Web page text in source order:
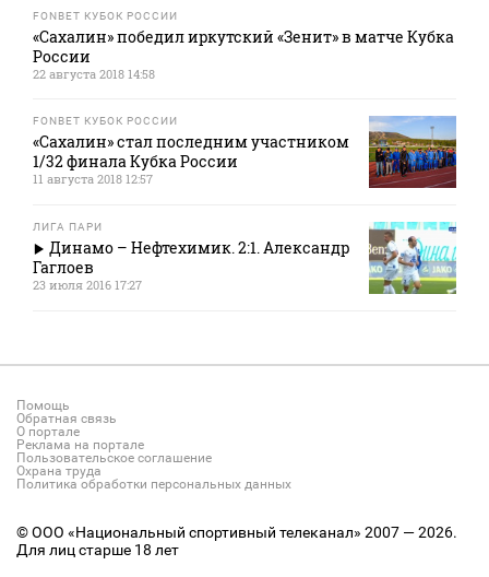
FONBET КУБОК РОССИИ
«Сахалин» победил иркутский «Зенит» в матче Кубка
России
22 августа 2018 14:58
FONBET КУБОК РОССИИ
«Сахалин» стал последним участником
1/32 финала Кубка России
11 августа 2018 12:57
ЛИГА ПАРИ
Динамо – Нефтехимик. 2:1. Александр
Гаглоев
23 июля 2016 17:27
Помощь
Обратная связь
О портале
Реклама на портале
Пользовательское соглашение
Охрана труда
Политика обработки персональных данных
© ООО «Национальный спортивный телеканал» 2007 — 2026.
Для лиц старше 18 лет